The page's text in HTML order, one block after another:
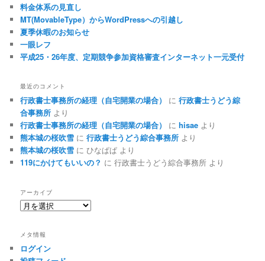
料金体系の見直し
MT(MovableType）からWordPressへの引越し
夏季休暇のお知らせ
一眼レフ
平成25・26年度、定期競争参加資格審査インターネット一元受付
最近のコメント
行政書士事務所の経理（自宅開業の場合） に行政書士うどう綜
合事務所 より
行政書士事務所の経理（自宅開業の場合）
にhisae より
熊本城の桜吹雪 に行政書士うどう綜合事務所 より
熊本城の桜吹雪 にひなぱぱ より
119にかけてもいいの？ に行政書士うどう綜合事務所 より
アーカイブ
ア
イ
ブ
メタ情報
ログイン